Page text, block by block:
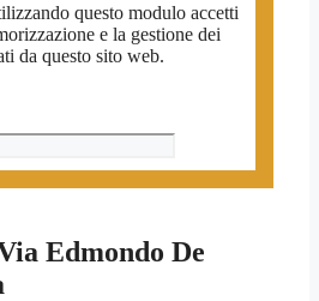
questo modulo accetti
e la gestione dei
da questo sito web.
Edmondo De